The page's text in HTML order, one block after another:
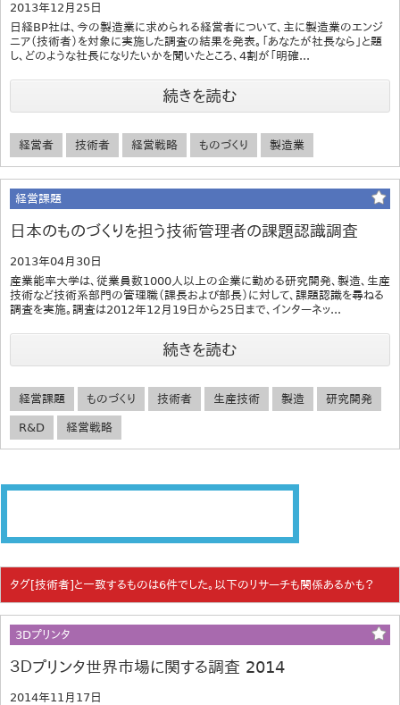
2013年12月25日
日経BP社は、今の製造業に求められる経営者について、主に製造業のエンジ
ニア（技術者）を対象に実施した調査の結果を発表。「あなたが社長なら」と題
し、どのような社長になりたいかを聞いたところ、4割が「明確...
続きを読む
経営者 技術者 経営戦略 ものづくり 製造業
経営課題
日本のものづくりを担う技術管理者の課題認識調査
2013年04月30日
産業能率大学は、従業員数1000人以上の企業に勤める研究開発、製造、生産
技術など技術系部門の管理職（課長および部長）に対して、課題認識を尋ねる
調査を実施。調査は2012年12月19日から25日まで、インターネッ...
続きを読む
経営課題 ものづくり 技術者 生産技術 製造 研究開発
R&D 経営戦略
タグ[技術者]と一致するものは6件でした。以下のリサーチも関係あるかも？
3Dプリンタ
３Ｄプリンタ世界市場に関する調査 2014
2014年11月17日